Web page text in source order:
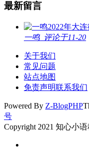
最新留言
2022年大
一鸣 评论于11-20
关于我们
常见问题
站点地图
免责声明联系我们
Powered By Z-BlogPHP
号
Copyright 2021 知心小